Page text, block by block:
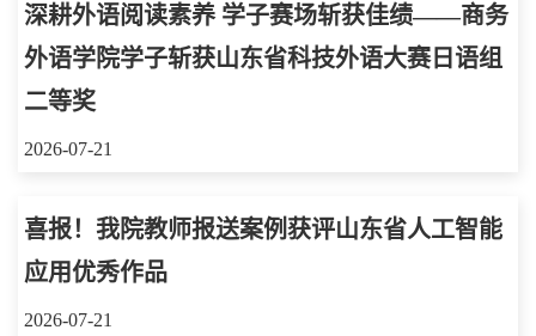
深耕外语阅读素养 学子赛场斩获佳绩——商务
外语学院学子斩获山东省科技外语大赛日语组
二等奖
2026-07-21
喜报！我院教师报送案例获评山东省人工智能
应用优秀作品
2026-07-21